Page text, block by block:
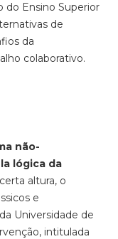
do Ensino Superior
de
da
colaborativo.
não-
lógica da
altura, o
e
Universidade de
intitulada